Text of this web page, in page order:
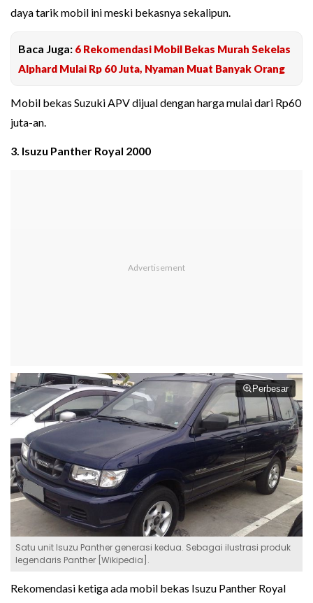
daya tarik mobil ini meski bekasnya sekalipun.
Baca Juga: 6 Rekomendasi Mobil Bekas Murah Sekelas
Alphard Mulai Rp 60 Juta, Nyaman Muat Banyak Orang
Mobil bekas Suzuki APV dijual dengan harga mulai dari Rp60
juta-an.
3. Isuzu Panther Royal 2000
Perbesar
Satu unit Isuzu Panther generasi kedua. Sebagai ilustrasi produk
legendaris Panther [Wikipedia].
Rekomendasi ketiga ada mobil bekas Isuzu Panther Royal